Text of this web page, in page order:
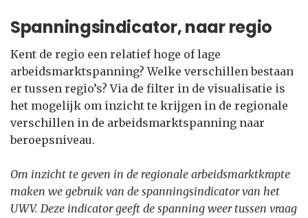
Spanningsindicator, naar regio
Kent de regio een relatief hoge of lage
arbeidsmarktspanning? Welke verschillen bestaan
er tussen regio’s? Via de filter in de visualisatie is
het mogelijk om inzicht te krijgen in de regionale
verschillen in de arbeidsmarktspanning naar
beroepsniveau.
Om inzicht te geven in de regionale arbeidsmarktkrapte
maken we gebruik van de spanningsindicator van het
UWV. Deze indicator geeft de spanning weer tussen vraag